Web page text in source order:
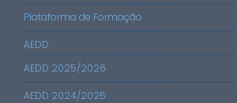
Plataforma de Formação
AEDD
AEDD 2025/2026
AEDD 2024/2025